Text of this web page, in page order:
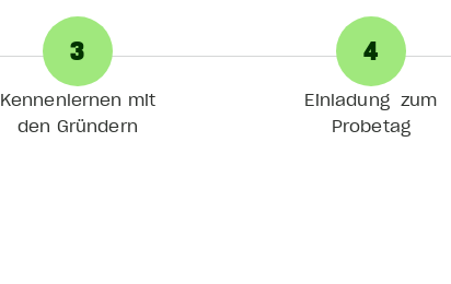
3
Kennenlernen mit
den Gründern
4
Einladung zum
Probetag